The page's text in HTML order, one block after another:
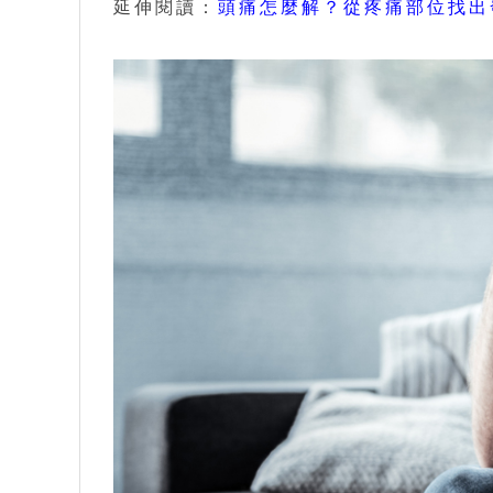
延伸閱讀： 頭痛怎麼解？從疼痛部位找